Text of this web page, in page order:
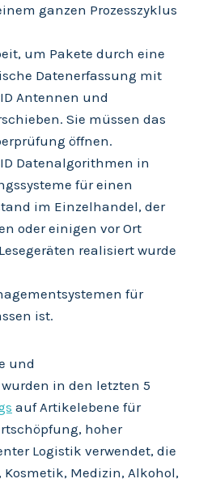
ganzen Prozesszyklus
um Pakete durch eine
Datenerfassung mit
Antennen und
Sie müssen das
öffnen.
Datenalgorithmen in
für einen
im Einzelhandel, der
oder einigen vor Ort
realisiert wurde
für
ist.
und
in den letzten 5
auf Artikelebene für
hoher
Logistik verwendet, die
Medizin, Alkohol,